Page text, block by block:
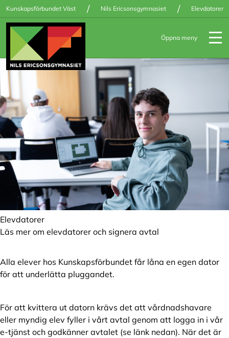
Kunskapsförbundet Väst / Nils Ericsonsgymnasiet / Elevdatorer
Öppna meny
Elevdatorer
Läs mer om elevdatorer och signera avtal
Alla elever hos Kunskapsförbundet får låna en egen dator
för att underlätta pluggandet.
För att kvittera ut datorn krävs det att vårdnadshavare
eller myndig elev fyller i vårt avtal genom att logga in i vår
e-tjänst och godkänner avtalet (se länk nedan). När det är